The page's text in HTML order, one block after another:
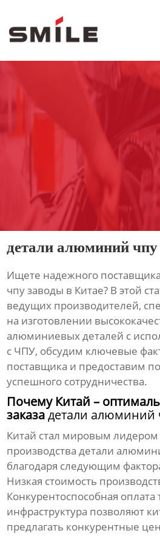
Продукция
О нас
Контакты
детали алюминий
Ищете надежного
чпу заводы в Китае? В этой
ведущих производителей,
на изготовлении
алюминиевых деталей с
с ЧПУ, обсудим ключевые
поставщика и предоставим
успешного сотрудничества.
Почему Китай –
заказадетали алюминий
Китай стал мировым лидером
производствадетали
благодаря следующим
Низкая стоимость
Конкурентоспособная оплата
инфраструктура позволяют
предлагать конкурентные